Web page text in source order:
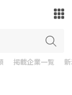
掲載企業一覧